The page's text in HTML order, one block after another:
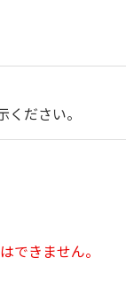
ださい。
できません。